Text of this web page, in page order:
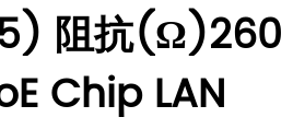
阻抗(Ω)260
Chip LAN